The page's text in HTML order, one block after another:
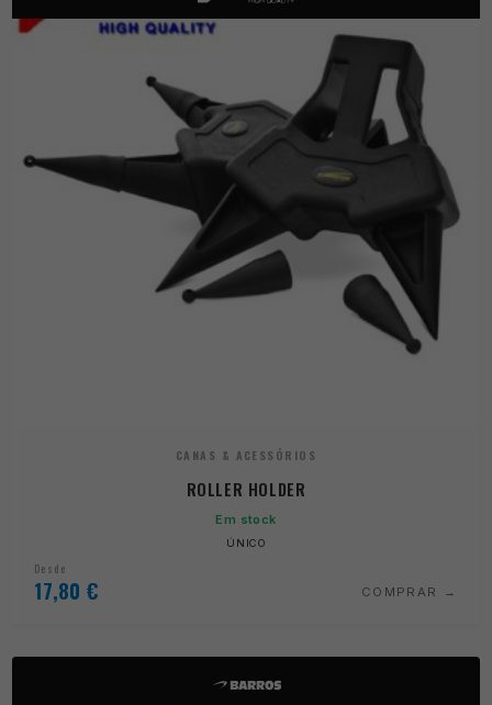
CANAS & ACESSÓRIOS
ROLLER HOLDER
Em stock
ÚNICO
Desde
17,80 € COMPRAR